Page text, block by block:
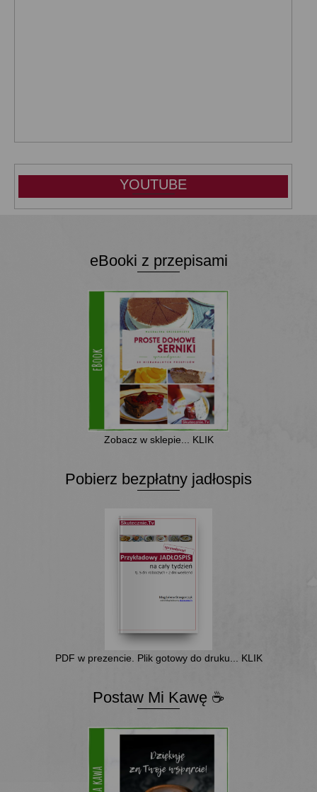
YOUTUBE
eBooki z przepisami
Zobacz w sklepie... KLIK
Pobierz bezpłatny jadłospis
PDF w prezencie. Plik gotowy do druku... KLIK
Postaw Mi Kawę ☕